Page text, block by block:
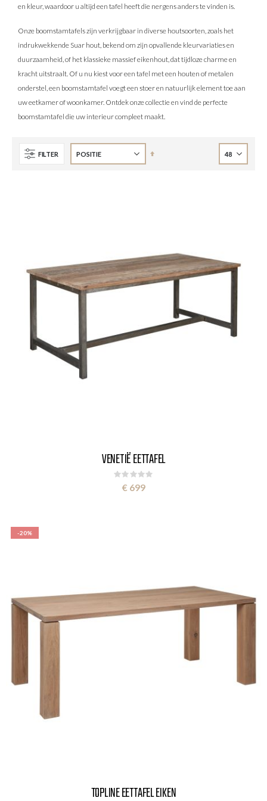
en kleur, waardoor u altijd een tafel heeft die nergens anders te vinden is.
Onze boomstamtafels zijn verkrijgbaar in diverse houtsoorten, zoals het
indrukwekkende Suar hout, bekend om zijn opvallende kleurvariaties en
duurzaamheid, of het klassieke massief eikenhout, dat tijdloze charme en
kracht uitstraalt. Of u nu kiest voor een tafel met een houten of metalen
onderstel, een boomstamtafel voegt een stoer en natuurlijk element toe aan
uw eetkamer of woonkamer. Ontdek onze collectie en vind de perfecte
boomstamtafel die uw interieur compleet maakt.
FILTER
Van
VENETIË EETTAFEL
Rating:
€ 699
-20%
TOPLINE EETTAFEL EIKEN